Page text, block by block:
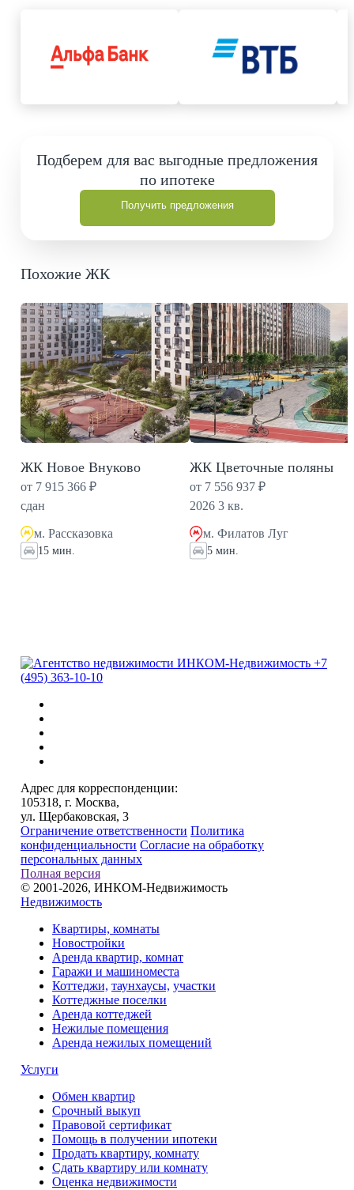
Подберем для вас выгодные предложения
по ипотеке
Получить предложения
Похожие ЖК
ЖК Новое Внуково
от 7 915 366 ₽
сдан
м. Рассказовка
15 мин.
ЖК Цветочные поляны
от 7 556 937 ₽
2026 3 кв.
м. Филатов Луг
5 мин.
+7
(495) 363-10-10
Адрес для корреспонденции:
105318, г. Москва,
ул. Щербаковская, 3
Ограничение ответственности Политика
конфиденциальности Согласие на обработку
персональных данных
Полная версия
© 2001-2026, ИНКОМ-Недвижимость
Недвижимость
Квартиры, комнаты
Новостройки
Аренда квартир, комнат
Гаражи и машиноместа
Коттеджи, таунхаусы, участки
Коттеджные поселки
Аренда коттеджей
Нежилые помещения
Аренда нежилых помещений
Услуги
Обмен квартир
Срочный выкуп
Правовой сертификат
Помощь в получении ипотеки
Продать квартиру, комнату
Сдать квартиру или комнату
Оценка недвижимости